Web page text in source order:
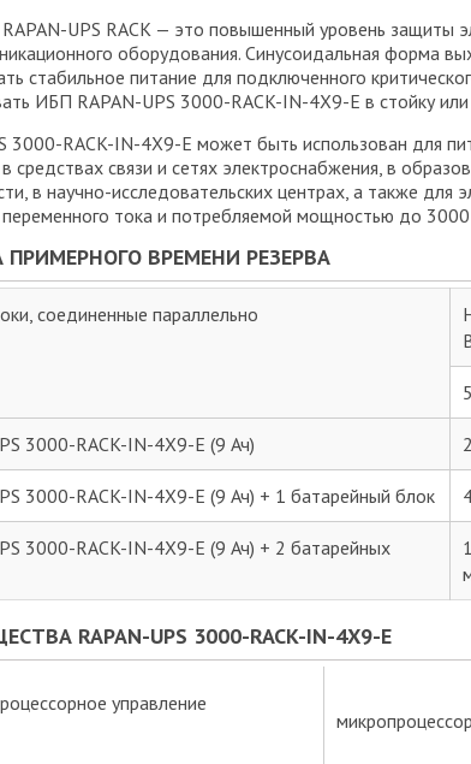
UPS RACK — это повышенный уровень защиты
оборудования. Синусоидальная форма
стабильное питание для подключенного
ИБП RAPAN-UPS 3000-RACK-IN-4X9-E в стойку
3000-RACK-IN-4X9-E может быть использован для
средствах связи и сетях электроснабжения, в
в научно-исследовательских центрах, а также для
тока и потребляемой мощностью до
ПРИМЕРНОГО ВРЕМЕНИ РЕЗЕРВА
соединенные параллельно
3000-RACK-IN-4X9-E (9 Ач)
3000-RACK-IN-4X9-E (9 Ач) + 1 батарейный блок
3000-RACK-IN-4X9-E (9 Ач) + 2 батарейных
RAPAN-UPS 3000-RACK-IN-4X9-E